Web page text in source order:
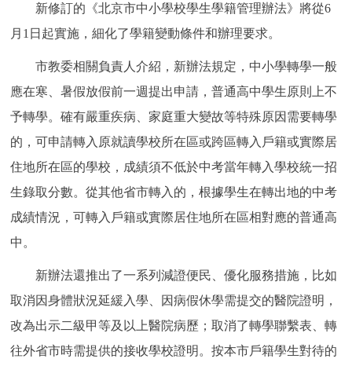
決策公開 專題公開
政務服務
個人服務 法人服務 部門服務
便民服務 利企服務 投資項目
政民互動
參與調查 線上訪談 圖説互動
新修訂的《北京市中小學校學生學籍管理辦法》將從6
月1日起實施，細化了學籍變動條件和辦理要求。
市教委相關負責人介紹，新辦法規定，中小學轉學一般
應在寒、暑假放假前一週提出申請，普通高中學生原則上不
予轉學。確有嚴重疾病、家庭重大變故等特殊原因需要轉學
的，可申請轉入原就讀學校所在區或跨區轉入戶籍或實際居
住地所在區的學校，成績須不低於中考當年轉入學校統一招
生錄取分數。從其他省市轉入的，根據學生在轉出地的中考
成績情況，可轉入戶籍或實際居住地所在區相對應的普通高
中。
新辦法還推出了一系列減證便民、優化服務措施，比如
取消因身體狀況延緩入學、因病假休學需提交的醫院證明，
改為出示二級甲等及以上醫院病歷；取消了轉學聯繫表、轉
往外省市時需提供的接收學校證明。按本市戶籍學生對待的